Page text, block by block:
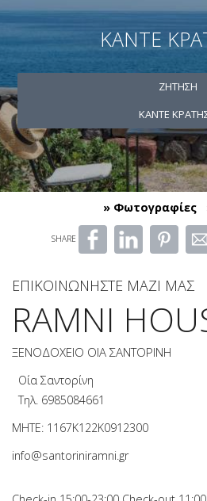
ΚΆΝΤΕ
ΖΉΤΗΣΗ
ΚΆΝΤΕ
» Φωτογραφίες
SHARE
ΕΠΙΚΟΙΝΩΝΉΣΤΕ ΜΑΖΊ ΜΑΣ
RAMNI
ΞΕΝΟΔΟΧΕΊΟ ΟΊΑ ΣΑΝΤΟΡΊΝΗ
Οία Σαντορίνη
Τηλ. 6985084661
MHTE: 1167K122K0912300
info@santoriniramni.gr